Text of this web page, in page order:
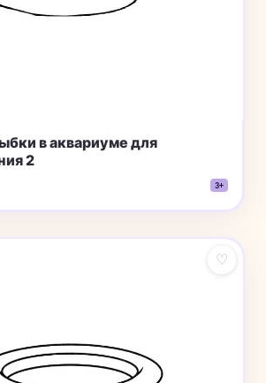
в аквариуме для
2
3+
♡